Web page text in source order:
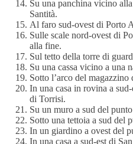
Su una panchina vicino
Santità.
Al faro sud-ovest di Porto
Sulle scale nord-ovest di
alla fine.
Sul tetto della torre di
Su una cassa vicino a una
Sotto l’arco del magazzino
In una casa in rovina a
di Torrisi.
Su un muro a sud del
Sotto una tettoia a sud del
In un giardino a ovest del
In una casa a sud-est di